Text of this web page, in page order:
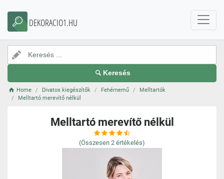
DEKORACIO1.HU
Keresés
Home Divatos kiegészítők Fehérnemű
Melltartók
Melltartó merevítő nélkül
Melltartó merevítő nélkül
(Összesen 2 értékelés)